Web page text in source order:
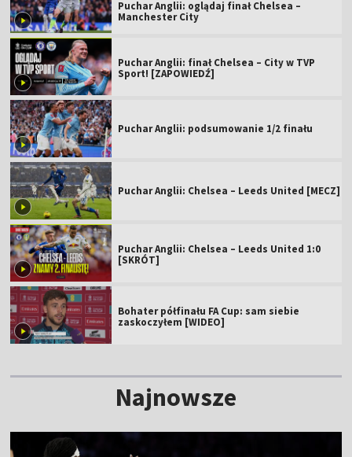
Puchar Anglii: oglądaj finał Chelsea –
Manchester City
Puchar Anglii: finał Chelsea – City w TVP
Sport! [ZAPOWIEDŹ]
Puchar Anglii: podsumowanie 1/2 finału
Puchar Anglii: Chelsea – Leeds United [MECZ]
Puchar Anglii: Chelsea – Leeds United 1:0
[SKRÓT]
Bohater półfinału FA Cup: sam siebie
zaskoczyłem [WIDEO]
Najnowsze